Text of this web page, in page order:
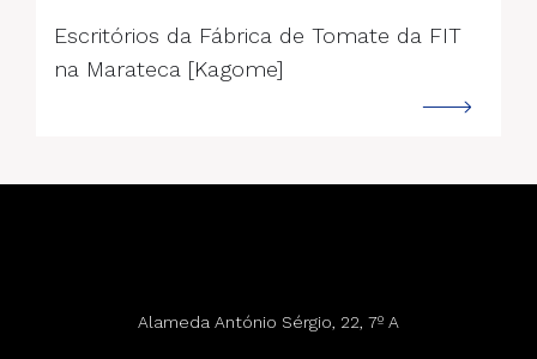
Escritórios da Fábrica de Tomate da FIT
na Marateca [Kagome]
Alameda António Sérgio, 22, 7º A